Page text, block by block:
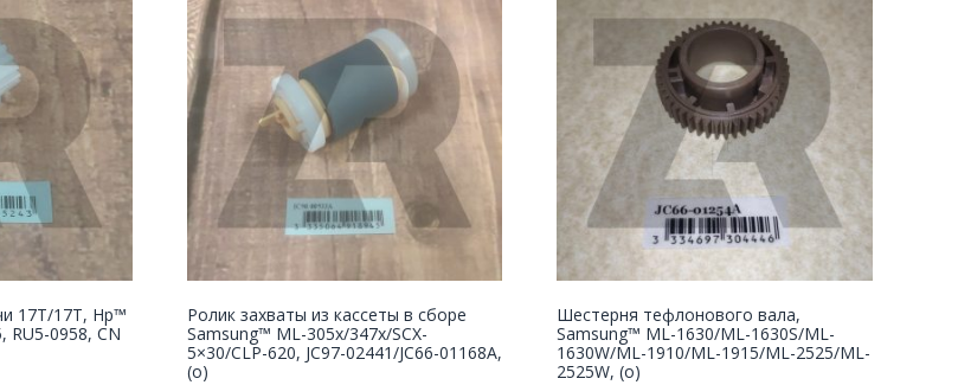
17T/17T, Hp™
RU5-0958, CN
Ролик захваты из кассеты в сборе
Samsung™ ML-305x/347x/SCX-
5×30/CLP-620, JC97-02441/JC66-01168A,
(o)
Шестерня тефлонового вала,
Samsung™ ML-1630/ML-1630S/ML-
1630W/ML-1910/ML-1915/ML-2525/ML-
2525W, (о)